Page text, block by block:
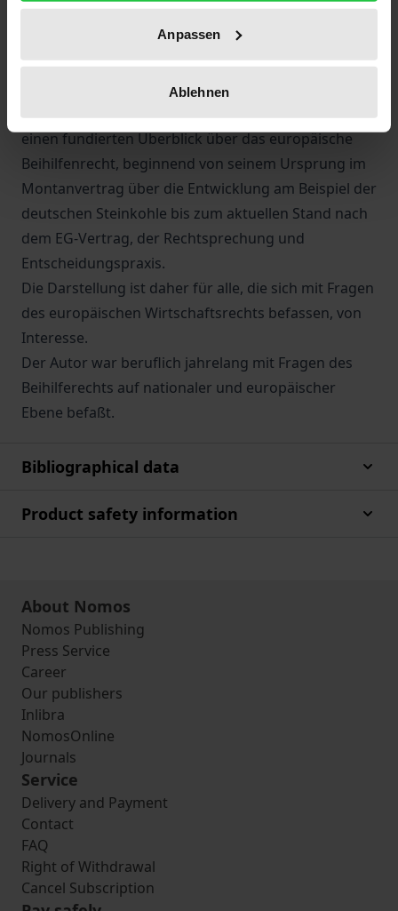
Anpassen
Ablehnen
geltenden Beihilfenrecht des EG-Vertrages, stellt
Gemeinsamkeiten dar und entwickelt eine Lösung
für eine EG-Genehmigung dauerhafter
Steinkohlenbeihilfen für die Zeit nach dem Wegfall
der Montanunion. Der Leser erhält darüber hinaus
einen fundierten Überblick über das europäische
Beihilfenrecht, beginnend von seinem Ursprung im
Montanvertrag über die Entwicklung am Beispiel der
deutschen Steinkohle bis zum aktuellen Stand nach
dem EG-Vertrag, der Rechtsprechung und
Entscheidungspraxis.
Die Darstellung ist daher für alle, die sich mit Fragen
des europäischen Wirtschaftsrechts befassen, von
Interesse.
Der Autor war beruflich jahrelang mit Fragen des
Beihilferechts auf nationaler und europäischer
Ebene befaßt.
Bibliographical data
Product safety information
About Nomos
Nomos Publishing
Press Service
Career
Our publishers
Inlibra
NomosOnline
Journals
Service
Delivery and Payment
Contact
FAQ
Right of Withdrawal
Cancel Subscription